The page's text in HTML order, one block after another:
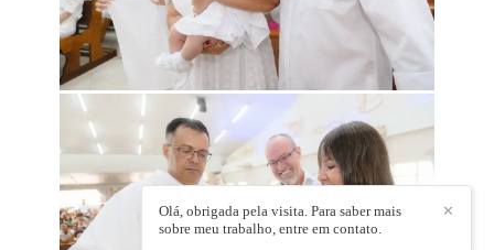
✕
Olá, obrigada pela visita. Para saber mais
sobre meu trabalho, entre em contato.